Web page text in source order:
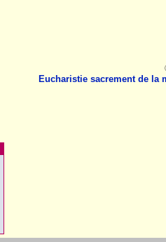
Eucharistie sacrement de la